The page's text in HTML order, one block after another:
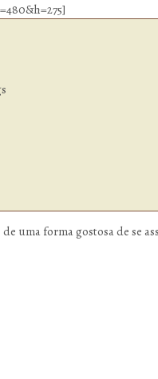
uma forma gostosa de se